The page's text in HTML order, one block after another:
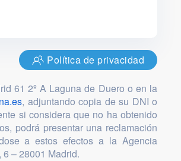
Política de privacidad
61 2º A Laguna de Duero o en la
, adjuntando copia de su DNI o
si considera que no ha obtenido
podrá presentar una reclamación
a estos efectos a la Agencia
– 28001 Madrid.